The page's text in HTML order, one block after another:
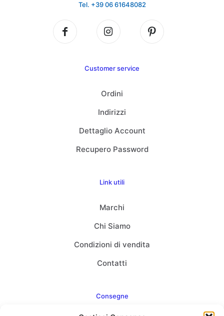
Tel. +39 06 61648082
Customer service
Ordini
Indirizzi
Dettaglio Account
Recupero Password
Link utili
Marchi
Chi Siamo
Condizioni di vendita
Contatti
Consegne